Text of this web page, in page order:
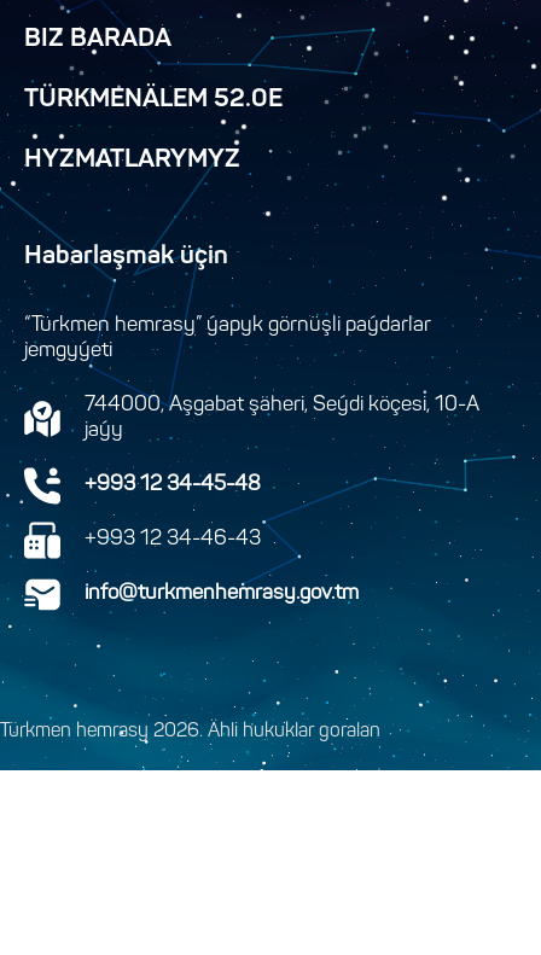
BIZ BARADA
TÜRKMENÄLEM 52.0E
HYZMATLARYMYZ
Habarlaşmak üçin
“Türkmen hemrasy” ýapyk görnüşli paýdarlar
jemgyýeti
744000, Aşgabat şäheri, Seýdi köçesi, 10-A
jaýy
+993 12 34-45-48
+993 12 34-46-43
info@turkmenhemrasy.gov.tm
Türkmen hemrasy 2026. Ähli hukuklar goralan